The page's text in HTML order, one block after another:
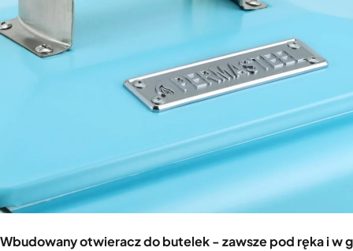
Wbudowany otwieracz do butelek - zawsze pod ręka i w